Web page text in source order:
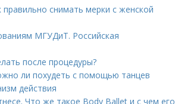
снимать мерки с женской
МГУДиТ. Российская
после процедуры?
ли похудеть с помощью танцев
действия
Что же такое Body Ballet и с чем его